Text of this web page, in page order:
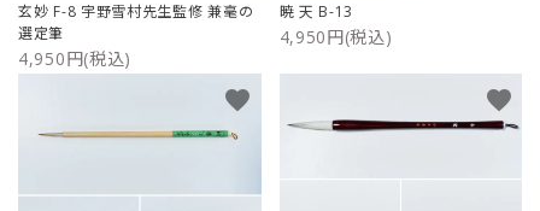
玄妙 F-8 宇野雪村先生監修 兼毫の
選定筆
4,950円(税込)
暁 天 B-13
4,950円(税込)
favorite favorite